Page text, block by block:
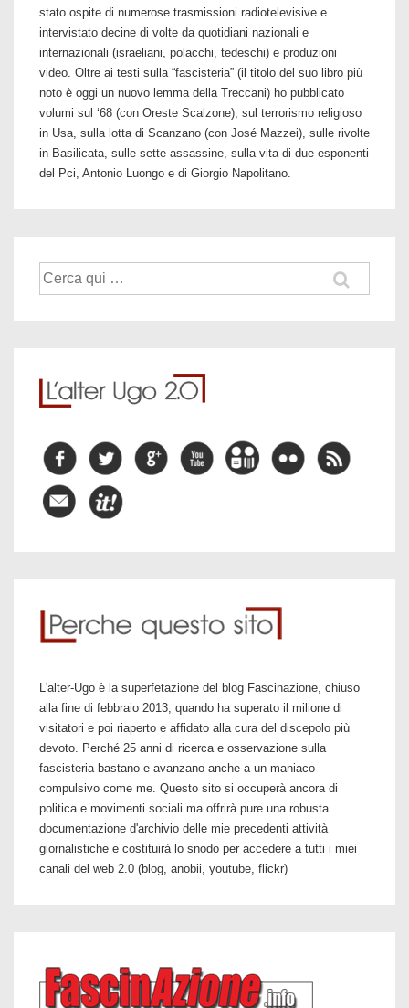
stato ospite di numerose trasmissioni radiotelevisive e
intervistato decine di volte da quotidiani nazionali e
internazionali (israeliani, polacchi, tedeschi) e produzioni
video. Oltre ai testi sulla “fascisteria” (il titolo del suo libro più
noto è oggi un nuovo lemma della Treccani) ho pubblicato
volumi sul ‘68 (con Oreste Scalzone), sul terrorismo religioso
in Usa, sulla lotta di Scanzano (con José Mazzei), sulle rivolte
in Basilicata, sulle sette assassine, sulla vita di due esponenti
del Pci, Antonio Luongo e di Giorgio Napolitano.
Cerca:
L'alter-Ugo è la superfetazione del blog Fascinazione, chiuso
alla fine di febbraio 2013, quando ha superato il milione di
visitatori e poi riaperto e affidato alla cura del discepolo più
devoto. Perché 25 anni di ricerca e osservazione sulla
fascisteria bastano e avanzano anche a un maniaco
compulsivo come me. Questo sito si occuperà ancora di
politica e movimenti sociali ma offrirà pure una robusta
documentazione d'archivio delle mie precedenti attività
giornalistiche e costituirà lo snodo per accedere a tutti i miei
canali del web 2.0 (blog, anobii, youtube, flickr)